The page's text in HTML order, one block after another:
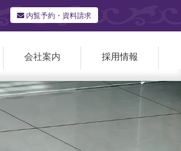
内覧予約・資料請求
会社案内 採用情報